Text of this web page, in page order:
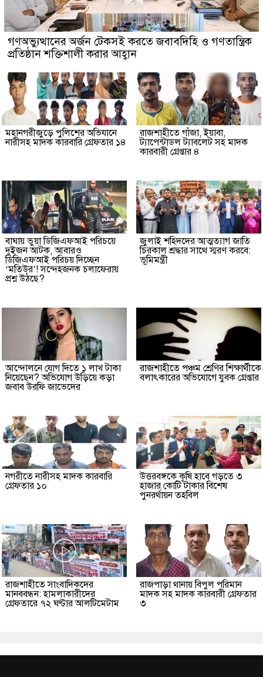
গণঅভ্যুত্থানের অর্জন টেকসই করতে জবাবদিহি ও গণতান্ত্রিক
প্রতিষ্ঠান শক্তিশালী করার আহ্বান
মহানগরীজুড়ে পুলিশের অভিযানে
নারীসহ মাদক কারবারি গ্রেফতার ১৪
রাজশাহীতে গাঁজা, ইয়াবা,
ট্যাপেন্টাডল ট্যাবলেট সহ মাদক
কারবারী গ্রেপ্তার ৪
বাঘায় ভুয়া ডিজিএফআই পরিচয়ে
দুইজন আটক, আবারও
ডিজিএফআই পরিচয় দিচ্ছেন
‘মতিউর’! সন্দেহজনক চলাফেরায়
প্রশ্ন উঠছে?
জুলাই শহিদদের আত্মত্যাগ জাতি
চিরকাল শ্রদ্ধার সাথে স্মরণ করবে:
ভূমিমন্ত্রী
আন্দোলনে যোগ দিতে ১ লাখ টাকা
নিয়েছেন? অভিযোগ উড়িয়ে কড়া
জবাব উরফি জাভেদের
রাজশাহীতে পঞ্চম শ্রেণির শিক্ষার্থীকে
বলাৎকারের অভিযোগে যুবক গ্রেপ্তার
নগরীতে নারীসহ মাদক কারবারি
গ্রেফতার ১০
উত্তরবঙ্গকে কৃষি হাবে গড়তে ৩
হাজার কোটি টাকার বিশেষ
পুনরর্থায়ন তহবিল
রাজশাহীতে সাংবাদিকদের
মানববন্ধন: হামলাকারীদের
গ্রেফতারে ৭২ ঘণ্টার আলটিমেটাম
রাজপাড়া থানায় বিপুল পরিমান
মাদক সহ মাদক কারবারী গ্রেফতার
৩